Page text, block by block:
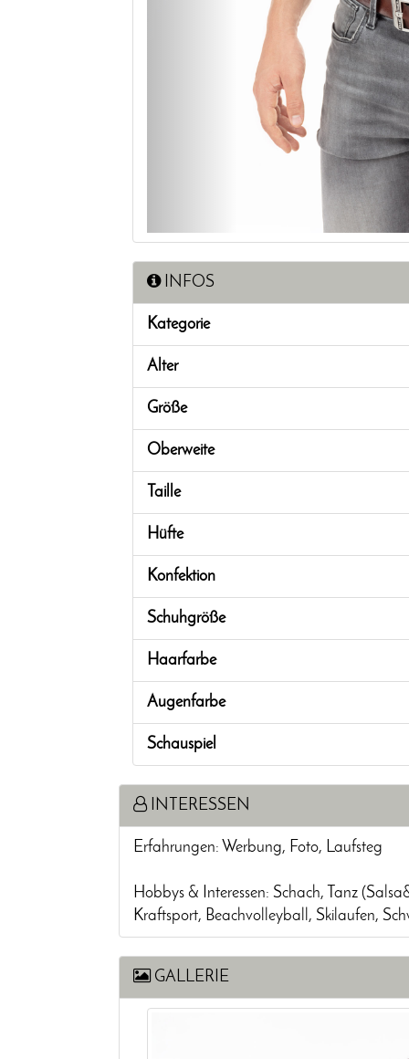
INFOS
Kategorie
Alter
Größe
Oberweite
Taille
Hüfte
Konfektion
Schuhgröße
Haarfarbe
Augenfarbe
Schauspiel
INTERESSEN
Erfahrungen: Werbung, Foto, Laufsteg
Hobbys & Interessen: Schach, Tanz
Kraftsport, Beachvolleyball, Skilaufen,
GALLERIE